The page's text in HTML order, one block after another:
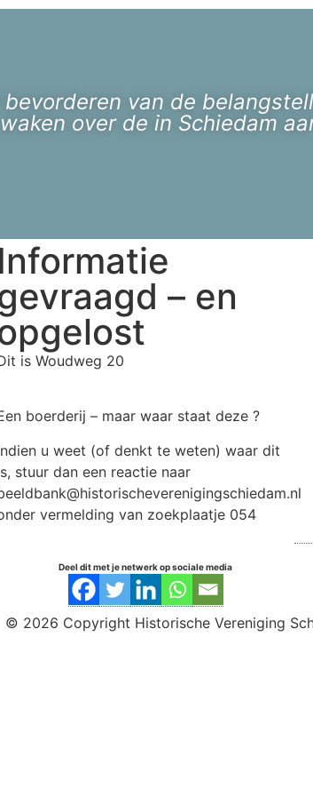
van de
over de in Schiedam
Informatie
– en
is Woudweg 20
boerderij – maar waar staat deze ?
u weet (of denkt te weten) waar dit
stuur dan een reactie naar
vermelding van zoekplaatje 054
Deel dit met je netwerk op sociale media
© 2026 Copyright Historische Vereniging